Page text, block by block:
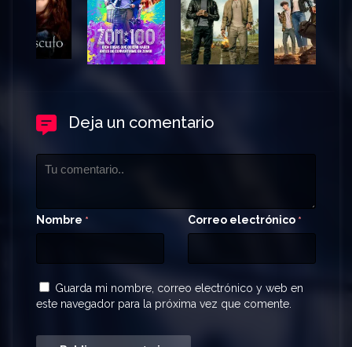
Deja un comentario
Nombre * Correo electrónico *
Guarda mi nombre, correo electrónico y web en
este navegador para la próxima vez que comente.